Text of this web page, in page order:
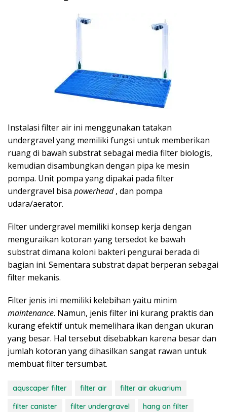
Instalasi filter air ini menggunakan tatakan
undergravel yang memiliki fungsi untuk memberikan
ruang di bawah substrat sebagai media filter biologis,
kemudian disambungkan dengan pipa ke mesin
pompa. Unit pompa yang dipakai pada filter
undergravel bisa powerhead, dan pompa
udara/aerator.
Filter undergravel memiliki konsep kerja dengan
menguraikan kotoran yang tersedot ke bawah
substrat dimana koloni bakteri pengurai berada di
bagian ini. Sementara substrat dapat berperan sebagai
filter mekanis.
Filter jenis ini memiliki kelebihan yaitu minim
maintenance. Namun, jenis filter ini kurang praktis dan
kurang efektif untuk memelihara ikan dengan ukuran
yang besar. Hal tersebut disebabkan karena besar dan
jumlah kotoran yang dihasilkan sangat rawan untuk
membuat filter tersumbat.
aquscaper filter filter air
filter air akuarium
filter canister
filter undergravel
hang on filter